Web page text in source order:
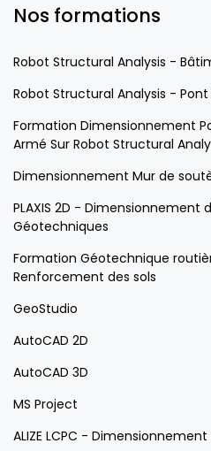
Nos formations
Robot Structural Analysis -
Robot Structural Analysis -
Formation Dimensionnement
Armé Sur Robot Structural
Dimensionnement Mur de
PLAXIS 2D - Dimensionnement
Géotechniques
Formation Géotechnique
Renforcement des sols
GeoStudio
AutoCAD 2D
AutoCAD 3D
MS Project
ALIZE LCPC -